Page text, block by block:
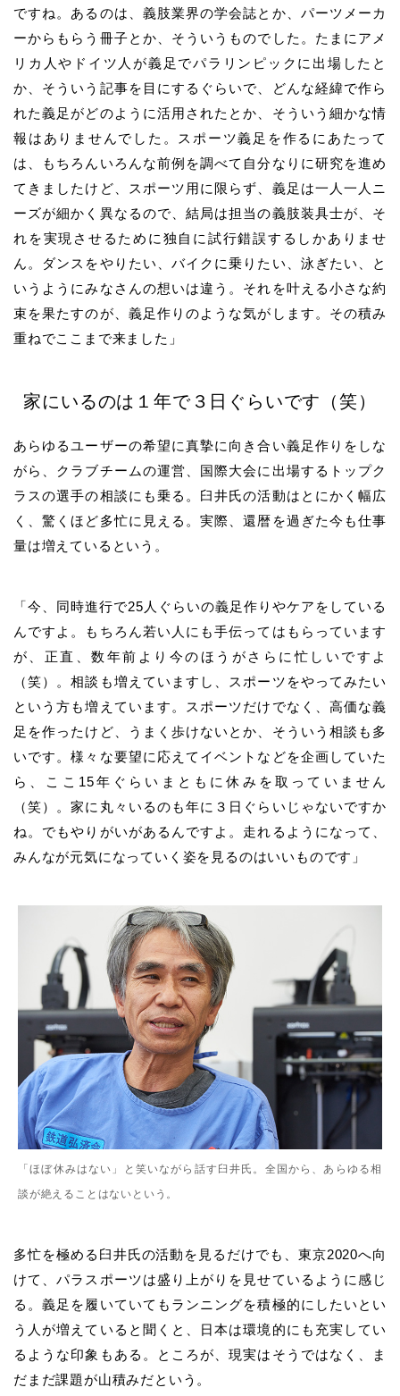
ですね。あるのは、 義肢業界の学会誌とか、パーツメーカ
ーからもらう冊子とか、そういうものでした。たまにアメ
リカ人やドイツ人が義足でパラリンピックに出場したと
か、そういう記事を目にするぐらいで、どんな経緯で作ら
れた義足がどのように活用されたとか、そういう細かな情
報はありませんでした。スポーツ義足を作るにあたって
は、もちろんいろんな前例を調べて自分なりに研究を進め
てきましたけど、スポーツ用に限らず、義足は一人一人ニ
ーズが細かく異なるので、結局は担当の義肢装具士が、そ
れを実現させるために独自に試行錯誤するしかありませ
ん。ダンスをやりたい、バイクに乗りたい、泳ぎたい、と
いうようにみなさんの想いは違う。それを叶える小さな約
束を果たすのが、義足作りのような気がします。その積み
重ねでここまで来ました」
家にいるのは１年で３日ぐらいです（笑）
あらゆるユーザーの希望に真摯に向き合い義足作りをしな
がら、クラブチームの運営、国際大会に出場するトップク
ラスの選手の相談にも乗る。臼井氏の活動はとにかく幅広
く、驚くほど多忙に見える。実際、還暦を過ぎた今も仕事
量は増えているという。
「今、同時進行で25人ぐらいの義足作りやケアをしている
んですよ。もちろん若い人にも手伝ってはもらっています
が、正直、数年前より今のほうがさらに忙しいですよ
（笑）。相談も増えていますし、スポーツをやってみたい
という方も増えています。スポーツだけでなく、高価な義
足を作ったけど、うまく歩けないとか、そういう相談も多
いです。様々な要望に応えてイベントなどを企画していた
ら、ここ15年ぐらいまともに休みを取っていません
（笑）。家に丸々いるのも年に３日ぐらいじゃないですか
ね。でもやりがいがあるんですよ。走れるようになって、
みんなが元気になっていく姿を見るのはいいものです」
「ほぼ休みはない」と笑いながら話す臼井氏。全国から、あらゆる相
談が絶えることはないという。
多忙を極める臼井氏の活動を見るだけでも、東京2020へ向
けて、パラスポーツは盛り上がりを見せているように感じ
る。義足を履いていてもランニングを積極的にしたいとい
う人が増えていると聞くと、日本は環境的にも充実してい
るような印象もある。ところが、現実はそうではなく、ま
だまだ課題が山積みだという。